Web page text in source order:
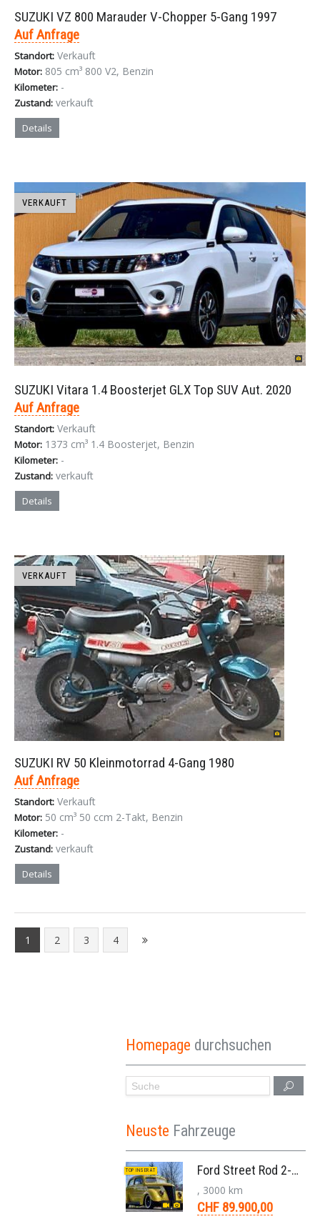
SUZUKI VZ 800 Marauder V-Chopper 5-Gang 1997
Auf Anfrage
Standort: Verkauft
Motor: 805 cm³ 800 V2, Benzin
Kilometer: -
Zustand: verkauft
Details
VERKAUFT
SUZUKI Vitara 1.4 Boosterjet GLX Top SUV Aut. 2020
Auf Anfrage
Standort: Verkauft
Motor: 1373 cm³ 1.4 Boosterjet, Benzin
Kilometer: -
Zustand: verkauft
Details
VERKAUFT
SUZUKI RV 50 Kleinmotorrad 4-Gang 1980
Auf Anfrage
Standort: Verkauft
Motor: 50 cm³ 50 ccm 2-Takt, Benzin
Kilometer: -
Zustand: verkauft
Details
1 2 3 4
Homepage durchsuchen
Neuste Fahrzeuge
TOP INSERAT Ford Street Rod 2-Door V8 Aut. 1937
, 3000 km
CHF 89.900,00